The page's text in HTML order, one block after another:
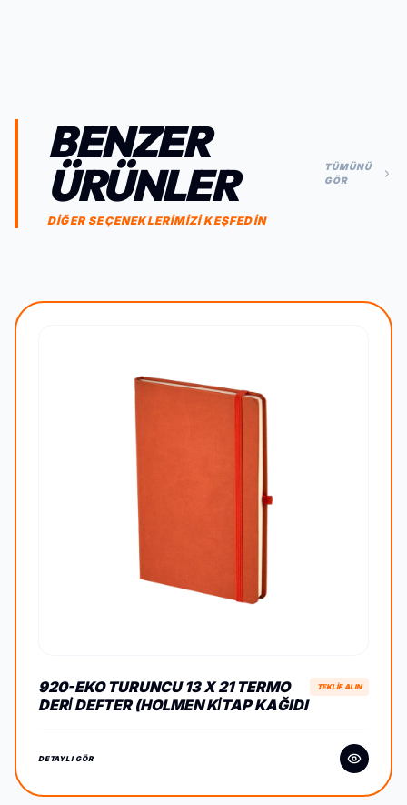
BENZER
ÜRÜNLER
DİĞER SEÇENEKLERİMİZİ KEŞFEDİN
TÜMÜNÜ
GÖR
920-EKO TURUNCU 13 X 21 TERMO
DERİ DEFTER (HOLMEN KİTAP KAĞIDI
TEKLİF ALIN
DETAYLI GÖR